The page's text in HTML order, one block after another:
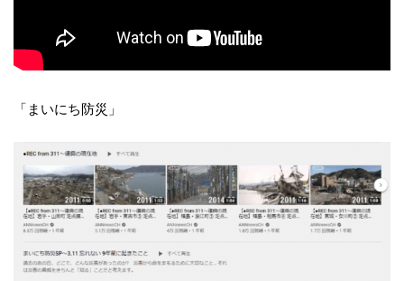
「まいにち防災」